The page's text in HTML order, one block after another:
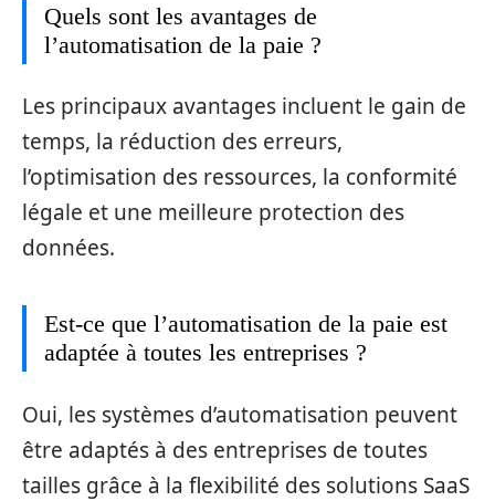
Quels sont les avantages de
l’automatisation de la paie ?
Les principaux avantages incluent le gain de
temps, la réduction des erreurs,
l’optimisation des ressources, la conformité
légale et une meilleure protection des
données.
Est-ce que l’automatisation de la paie est
adaptée à toutes les entreprises ?
Oui, les systèmes d’automatisation peuvent
être adaptés à des entreprises de toutes
tailles grâce à la flexibilité des solutions SaaS